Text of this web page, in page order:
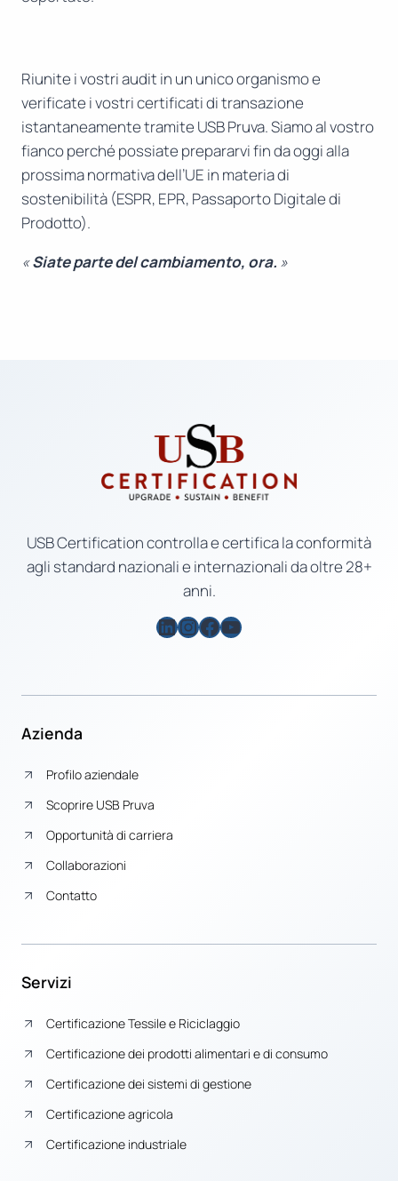
Riunite i vostri audit in un unico organismo e
verificate i vostri certificati di transazione
istantaneamente tramite USB Pruva. Siamo al vostro
fianco perché possiate prepararvi fin da oggi alla
prossima normativa dell’UE in materia di
sostenibilità (ESPR, EPR, Passaporto Digitale di
Prodotto).
«Siate parte del cambiamento, ora. »
USB Certification controlla e certifica la conformità
agli standard nazionali e internazionali da oltre 28+
anni.
LinkedIn
Instagram
Facebook
YouTube
Azienda
Profilo aziendale
Scoprire USB Pruva
Opportunità di carriera
Collaborazioni
Contatto
Servizi
Certificazione Tessile e Riciclaggio
Certificazione dei prodotti alimentari e di consumo
Certificazione dei sistemi di gestione
Certificazione agricola
Certificazione industriale